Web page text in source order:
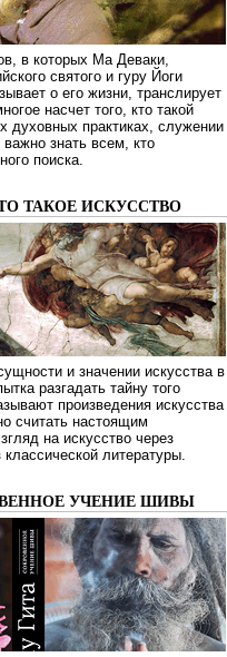
в которых Ма Деваки,
святого и гуру Йоги
о его жизни, транслирует
насчет того, кто такой
духовных практиках, служении
знать всем, кто
поиска.
ТАКОЕ ИСКУССТВО
и значении искусства в
разгадать тайну того
произведения искусства
считать настоящим
на искусство через
литературы.
УЧЕНИЕ ШИВЫ